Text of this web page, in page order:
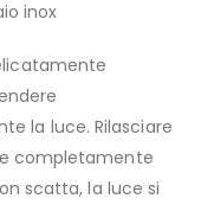
inox
la luce. Rilasciare
completamente
scatta, la luce si